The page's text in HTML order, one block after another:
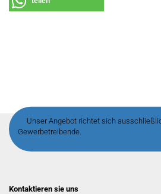
Unser Angebot richtet sich
Gewerbetreibende.
Kontaktieren sie uns